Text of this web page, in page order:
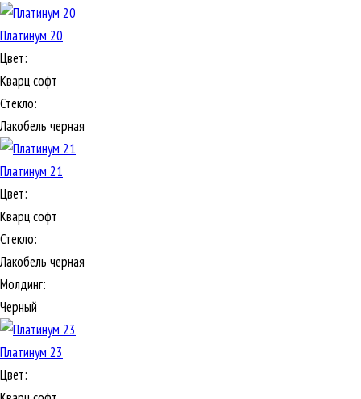
Платинум 20
Цвет:
Кварц софт
Стекло:
Лакобель черная
Платинум 21
Цвет:
Кварц софт
Стекло:
Лакобель черная
Молдинг:
Черный
Платинум 23
Цвет: